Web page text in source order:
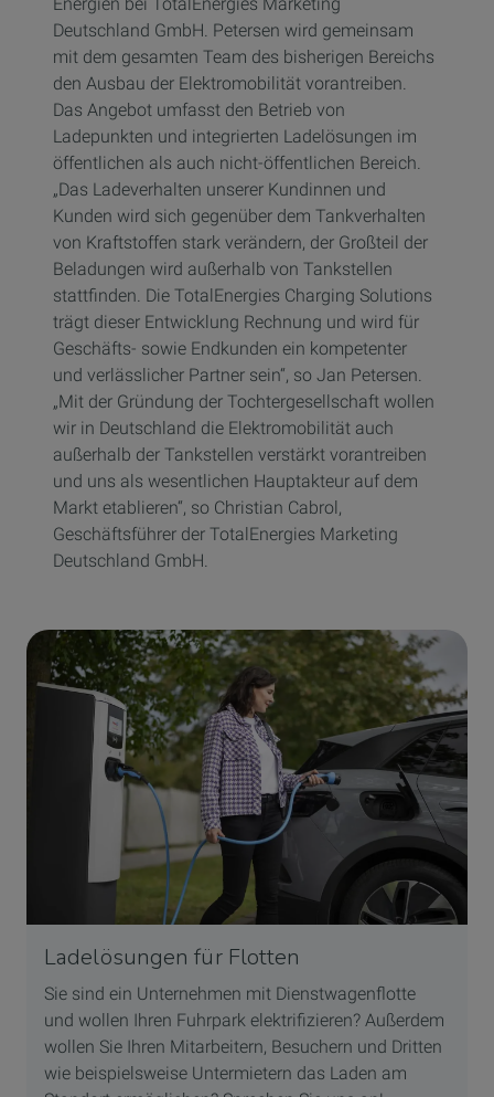
Deutschland GmbH. Petersen wird gemeinsam
mit dem gesamten Team des bisherigen Bereichs
den Ausbau der Elektromobilität vorantreiben.
Das Angebot umfasst den Betrieb von
Ladepunkten und integrierten Ladelösungen im
öffentlichen als auch nicht-öffentlichen Bereich.
„Das Ladeverhalten unserer Kundinnen und
Kunden wird sich gegenüber dem Tankverhalten
von Kraftstoffen stark verändern, der Großteil der
Beladungen wird außerhalb von Tankstellen
stattfinden. Die TotalEnergies Charging Solutions
trägt dieser Entwicklung Rechnung und wird für
Geschäfts- sowie Endkunden ein kompetenter
und verlässlicher Partner sein“, so Jan Petersen.
„Mit der Gründung der Tochtergesellschaft wollen
wir in Deutschland die Elektromobilität auch
außerhalb der Tankstellen verstärkt vorantreiben
und uns als wesentlichen Hauptakteur auf dem
Markt etablieren“, so Christian Cabrol,
Geschäftsführer der TotalEnergies Marketing
Deutschland GmbH.
Ladelösungen für Flotten
Sie sind ein Unternehmen mit Dienstwagenflotte
und wollen Ihren Fuhrpark elektrifizieren? Außerdem
wollen Sie Ihren Mitarbeitern, Besuchern und Dritten
wie beispielsweise Untermietern das Laden am